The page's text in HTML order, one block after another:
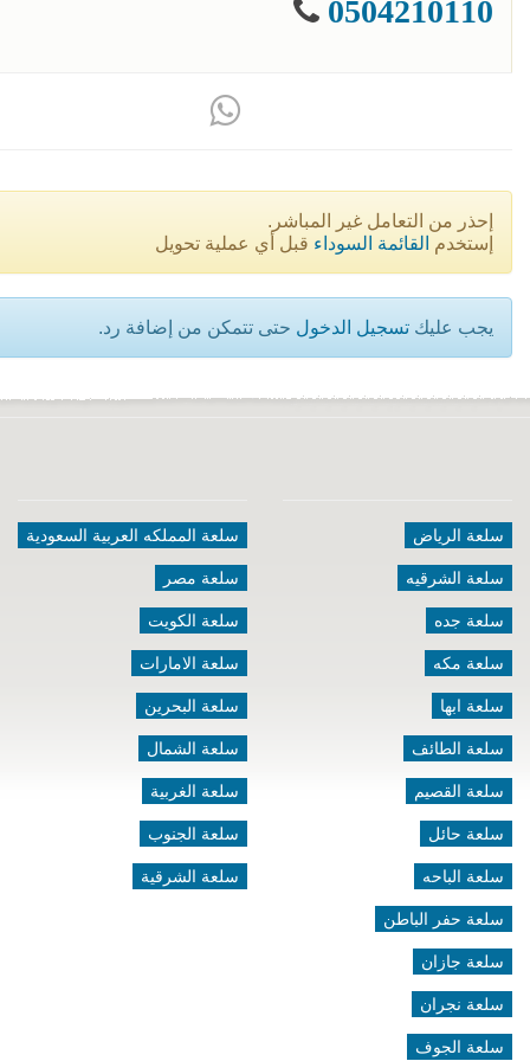
0504210110
إحذر من التعامل غير المباشر.
إستخدم القائمة السوداء قبل أي عملية تحويل
يجب عليك تسجيل الدخول حتى تتمكن من إضافة رد.
سلعة الرياض
سلعة الشرقيه
سلعة جده
سلعة مكه
سلعة ابها
سلعة الطائف
سلعة القصيم
سلعة حائل
سلعة الباحه
سلعة حفر الباطن
سلعة جازان
سلعة نجران
سلعة الجوف
سلعة المملكه العربية السعودية
سلعة مصر
سلعة الكويت
سلعة الامارات
سلعة البحرين
سلعة الشمال
سلعة الغربية
سلعة الجنوب
سلعة الشرقية